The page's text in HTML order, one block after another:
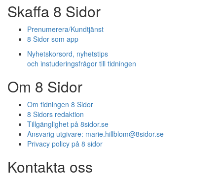
Skaffa 8 Sidor
Prenumerera/Kundtjänst
8 Sidor som app
Nyhetskorsord, nyhetstips
och instuderingsfrågor till tidningen
Om 8 Sidor
Om tidningen 8 Sidor
8 Sidors redaktion
Tillgänglighet på 8sidor.se
Ansvarig utgivare: marie.hillblom@8sidor.se
Privacy policy på 8 sidor
Kontakta oss